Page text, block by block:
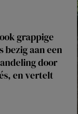
grappige
bezig aan een
door
en vertelt